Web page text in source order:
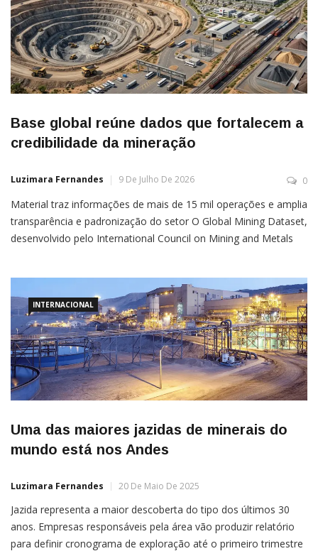
Base global reúne dados que fortalecem a
credibilidade da mineração
Luzimara Fernandes 9 De Julho De 2026 0
Material traz informações de mais de 15 mil operações e amplia
transparência e padronização do setor O Global Mining Dataset,
desenvolvido pelo International Council on Mining and Metals
INTERNACIONAL
Uma das maiores jazidas de minerais do
mundo está nos Andes
Luzimara Fernandes 20 De Maio De 2025
Jazida representa a maior descoberta do tipo dos últimos 30
anos. Empresas responsáveis pela área vão produzir relatório
para definir cronograma de exploração até o primeiro trimestre